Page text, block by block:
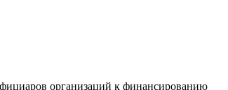
организаций к финансированию